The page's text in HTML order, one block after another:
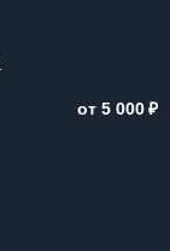
от 5 000₽